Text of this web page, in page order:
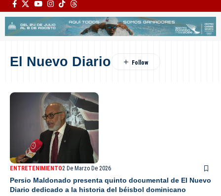
El Nuevo Diario
ENTRETENIMIENTO2 De Marzo De 2026
Persio Maldonado presenta quinto documental de El Nuevo
Diario dedicado a la historia del béisbol dominicano